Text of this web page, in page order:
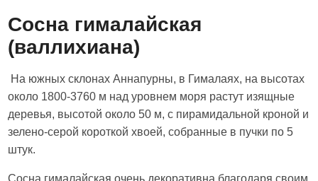
Сосна гималайская
(валлихиана)
На южных склонах Аннапурны, в Гималаях, на высотах
около 1800-3760 м над уровнем моря растут изящные
деревья, высотой около 50 м, с пирамидальной кроной и
зелено-серой короткой хвоей, собранные в пучки по 5
штук.
Сосна гималайская очень декоративна благодаря своим